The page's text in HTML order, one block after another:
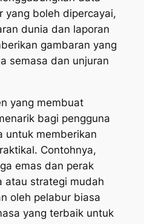
yang boleh dipercayai,
dunia dan laporan
gambaran yang
semasa dan unjuran
yang membuat
bagi pengguna
untuk memberikan
Contohnya,
emas dan perak
atau strategi mudah
oleh pelabur biasa
yang terbaik untuk